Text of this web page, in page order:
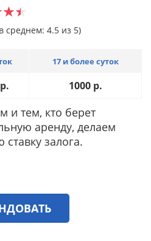
среднем: 4.5 из 5)
17 и более суток
р. 1000 р.
и тем, кто берет
аренду, делаем
залога.